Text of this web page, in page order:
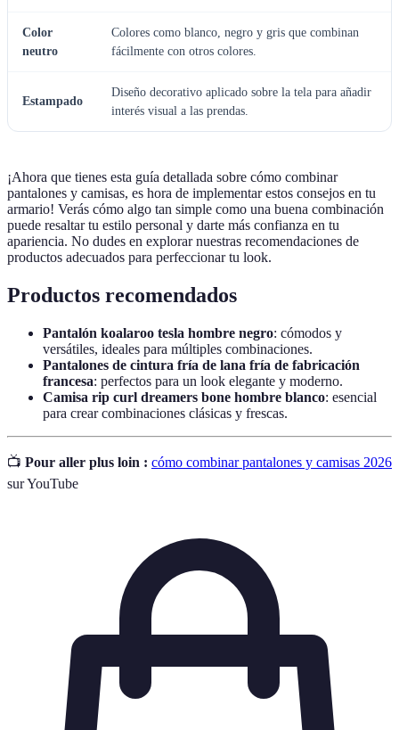
Color
neutro
Colores como blanco, negro y gris que combinan
fácilmente con otros colores.
Estampado
Diseño decorativo aplicado sobre la tela para añadir
interés visual a las prendas.
¡Ahora que tienes esta guía detallada sobre cómo combinar
pantalones y camisas, es hora de implementar estos consejos en tu
armario! Verás cómo algo tan simple como una buena combinación
puede resaltar tu estilo personal y darte más confianza en tu
apariencia. No dudes en explorar nuestras recomendaciones de
productos adecuados para perfeccionar tu look.
Productos recomendados
Pantalón koalaroo tesla hombre negro: cómodos y
versátiles, ideales para múltiples combinaciones.
Pantalones de cintura fría de lana fría de fabricación
francesa: perfectos para un look elegante y moderno.
Camisa rip curl dreamers bone hombre blanco: esencial
para crear combinaciones clásicas y frescas.
📺 Pour aller plus loin : cómo combinar pantalones y camisas 2026
sur YouTube